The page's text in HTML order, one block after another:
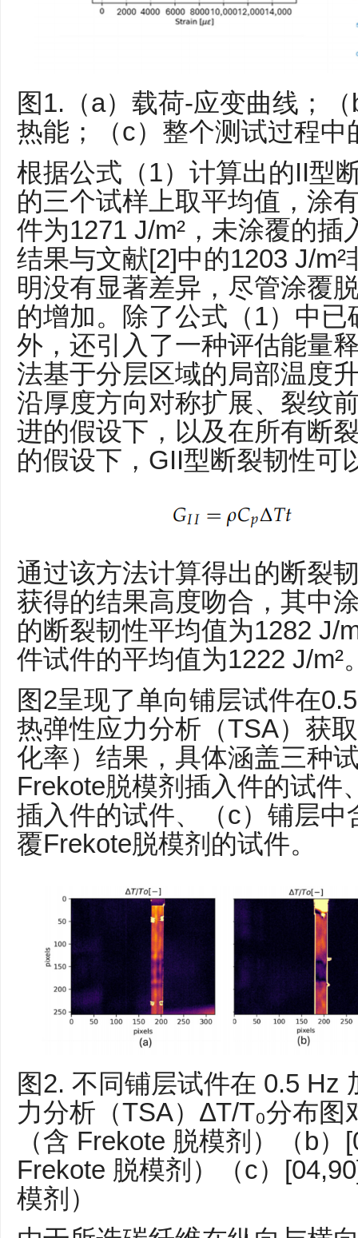
图1.（a）载荷-应变曲线；
热能；（c）整个测试过程中
根据公式（1）计算出的II型
的三个试样上取平均值，涂
件为1271 J/m²，未涂覆的插
结果与文献[2]中的1203 J/
明没有显著差异，尽管涂覆
的增加。除了公式（1）中
外，还引入了一种评估能量
法基于分层区域的局部温度
沿厚度方向对称扩展、裂纹
进的假设下，以及在所有断
的假设下，GII型断裂韧性可
通过该方法计算得出的断裂
获得的结果高度吻合，其中
的断裂韧性平均值为1282 J/
件试件的平均值为1222 J/m²
图2呈现了单向铺层试件在
热弹性应力分析（TSA）获
化率）结果，具体涵盖三种
Frekote脱模剂插入件的试件
插入件的试件、（c）铺层中
覆Frekote脱模剂的试件。
图2. 不同铺层试件在 0.5 Hz
力分析（TSA）∆T/T₀分布
（含 Frekote 脱模剂）（b
Frekote 脱模剂）（c）
模剂）